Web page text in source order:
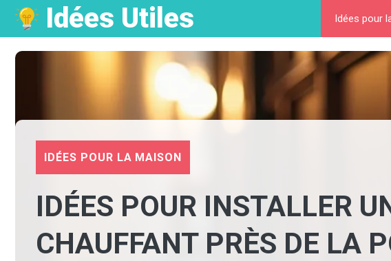
Aller
au
contenu
Idées Utiles Idées pour
IDÉES POUR LA MAISON
IDÉES POUR INSTALLER
CHAUFFANT PRÈS DE LA